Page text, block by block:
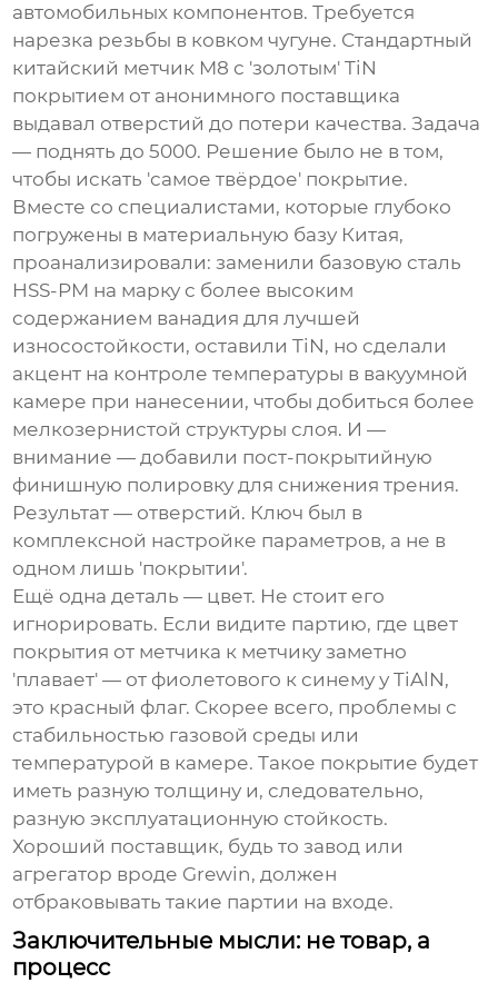
автомобильных компонентов. Требуется
нарезка резьбы в ковком чугуне. Стандартный
китайский метчик M8 с 'золотым' TiN
покрытием от анонимного поставщика
выдавал отверстий до потери качества. Задача
— поднять до 5000. Решение было не в том,
чтобы искать 'самое твёрдое' покрытие.
Вместе со специалистами, которые глубоко
погружены в материальную базу Китая,
проанализировали: заменили базовую сталь
HSS-PM на марку с более высоким
содержанием ванадия для лучшей
износостойкости, оставили TiN, но сделали
акцент на контроле температуры в вакуумной
камере при нанесении, чтобы добиться более
мелкозернистой структуры слоя. И —
внимание — добавили пост-покрытийную
финишную полировку для снижения трения.
Результат — отверстий. Ключ был в
комплексной настройке параметров, а не в
одном лишь 'покрытии'.
Ещё одна деталь — цвет. Не стоит его
игнорировать. Если видите партию, где цвет
покрытия от метчика к метчику заметно
'плавает' — от фиолетового к синему у TiAlN,
это красный флаг. Скорее всего, проблемы с
стабильностью газовой среды или
температурой в камере. Такое покрытие будет
иметь разную толщину и, следовательно,
разную эксплуатационную стойкость.
Хороший поставщик, будь то завод или
агрегатор вроде Grewin, должен
отбраковывать такие партии на входе.
Заключительные мысли: не товар, а
процесс